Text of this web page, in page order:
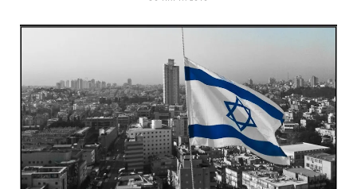
Уведомить меня о новых комментариях по email.
Уведомлять меня о новых записях почтой.
Оповещать о новых
комментариях. А можно простоподписаться на комментарии